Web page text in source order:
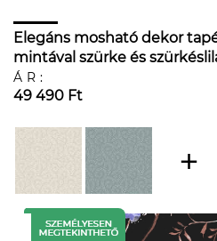
Elegáns mosható dekor
mintával szürke és
ÁR:
49 490 Ft